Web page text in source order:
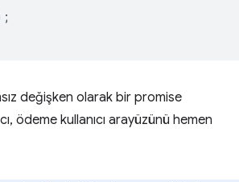
değişken olarak bir promise
ödeme kullanıcı arayüzünü hemen